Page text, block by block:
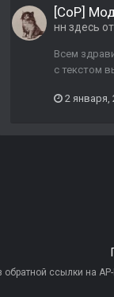
[CoP]
нн здесь
Всем
с текстом
2 января,
ссылки на